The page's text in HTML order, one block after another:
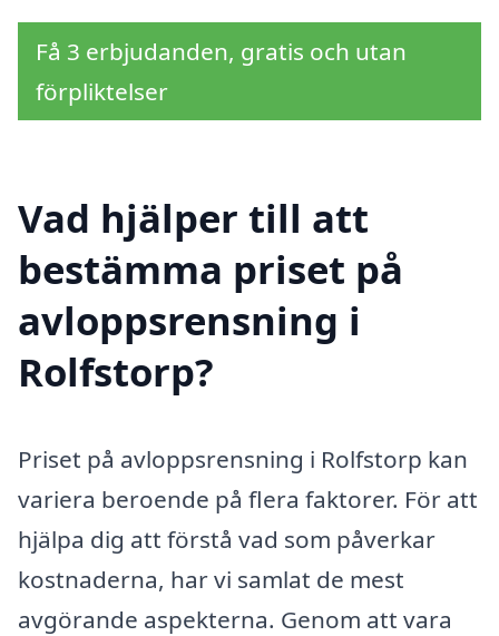
Få 3 erbjudanden, gratis och utan
förpliktelser
Vad hjälper till att
bestämma priset på
avloppsrensning i
Rolfstorp?
Priset på avloppsrensning i Rolfstorp kan
variera beroende på flera faktorer. För att
hjälpa dig att förstå vad som påverkar
kostnaderna, har vi samlat de mest
avgörande aspekterna. Genom att vara